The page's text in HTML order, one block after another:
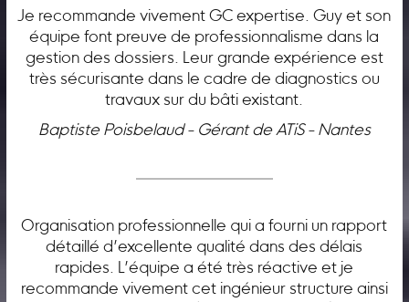
Je recommande vivement GC expertise. Guy et son
équipe font preuve de professionnalisme dans la
gestion des dossiers. Leur grande expérience est
très sécurisante dans le cadre de diagnostics ou
travaux sur du bâti existant.
Baptiste Poisbelaud - Gérant de ATiS - Nantes
Organisation professionnelle qui a fourni un rapport
détaillé d’excellente qualité dans des délais
rapides. L’équipe a été très réactive et je
recommande vivement cet ingénieur structure ainsi